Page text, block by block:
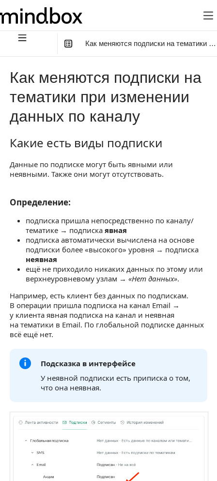
Как меняются подписки на тематики
Как меняется подписка
Подписка/отписка при редактировании файлом
Подписка/отписка в сценарии
Подписка/отписка в операции
на проект
Как подписка отображаются в истории изменений
Влияет ли это на отправку рассылок
Как меняются подписки на
тематики при изменении
данных по каналу
Какие есть виды подписки
Какие есть виды подписки
Данные по подписке могут быть явными или
неявными. Также они могут отсутствовать.
Определение:
Определение:
подписка пришла непосредственно по каналу/
тематике → подписка явная
подписка автоматически вычислена на основе
подписки более «высокого» уровня → подписка
неявная
ещё не приходило никаких данных по этому или
верхнеуровневому узлам → «Нет данных».
Например, есть клиент без данных по подпискам.
В операции пришла подписка на канал Email →
у клиента явная подписка на канал и неявная
на тематики в Email. По глобальной подписке данных
всё ещё нет.
Подсказка в интерфейсе
У неявной подписки есть приписка о том,
что она неявная.